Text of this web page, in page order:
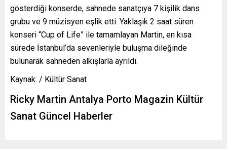
gösterdiği konserde, sahnede sanatçıya 7 kişilik dans
grubu ve 9 müzisyen eşlik etti. Yaklaşık 2 saat süren
konseri “Cup of Life” ile tamamlayan Martin, en kısa
sürede İstanbul’da sevenleriyle buluşma dileğinde
bulunarak sahneden alkışlarla ayrıldı.
Kaynak: / Kültür Sanat
Ricky Martin Antalya Porto Magazin Kültür
Sanat Güncel Haberler